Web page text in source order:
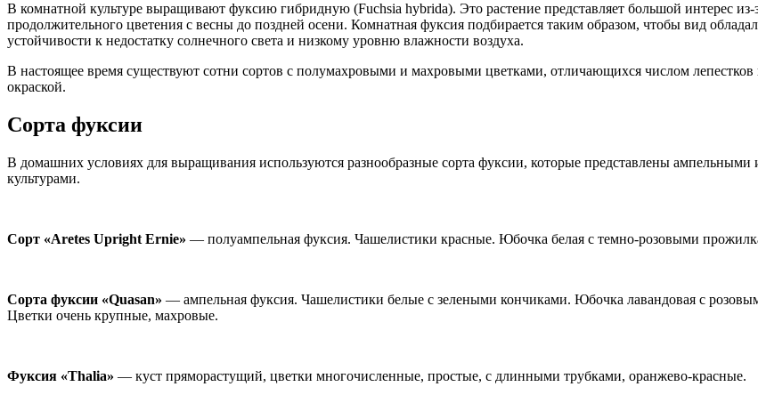
В комнатной культуре выращивают фуксию гибридную (Fuchsia hybrida). Это растение представляет большой интерес из-
продолжительного цветения с весны до поздней осени. Комнатная фуксия подбирается таким образом, чтобы вид
устойчивости к недостатку солнечного света и низкому уровню влажности воздуха.
В настоящее время существуют сотни сортов с полумахровыми и махровыми цветками, отличающихся числом лепестков
окраской.
Сорта фуксии
В домашних условиях для выращивания используются разнообразные сорта фуксии, которые представлены ампельными
культурами.
Сорт «Aretes Upright Ernie» — полуампельная фуксия. Чашелистики красные. Юбочка белая с темно-розовыми
Сорта фуксии «Quasan» — ампельная фуксия. Чашелистики белые с зелеными кончиками. Юбочка лавандовая с
Цветки очень крупные, махровые.
Фуксия «Thalia» — куст пряморастущий, цветки многочисленные, простые, с длинными трубками, оранжево-красные.